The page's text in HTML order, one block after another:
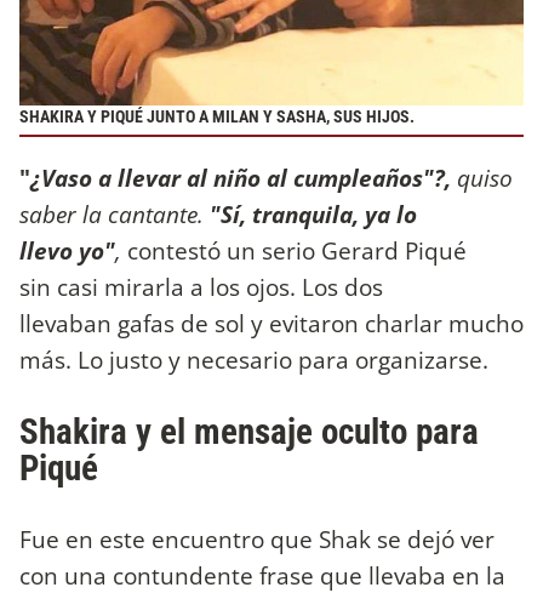
SHAKIRA Y PIQUÉ JUNTO A MILAN Y SASHA, SUS HIJOS.
"¿Vaso a llevar al niño al cumpleaños"?, quiso
saber la cantante. "Sí, tranquila, ya lo
llevo yo", contestó un serio Gerard Piqué
sin casi mirarla a los ojos. Los dos
llevaban gafas de sol y evitaron charlar mucho
más. Lo justo y necesario para organizarse.
Shakira y el mensaje oculto para
Piqué
Fue en este encuentro que Shak se dejó ver
con una contundente frase que llevaba en la